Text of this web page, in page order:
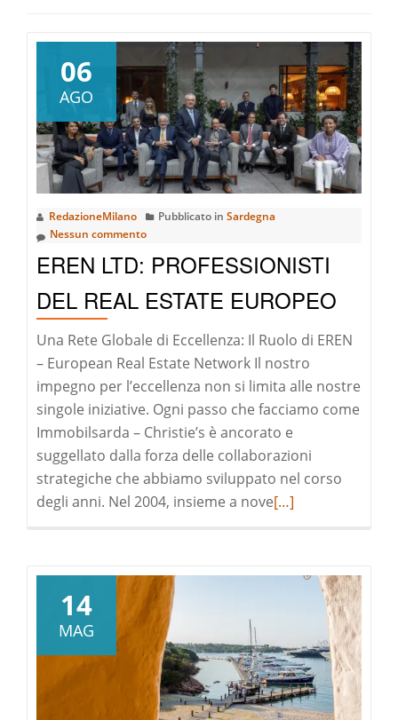
06
AGO
RedazioneMilano Pubblicato in Sardegna
Nessun commento
EREN LTD: PROFESSIONISTI
DEL REAL ESTATE EUROPEO
Una Rete Globale di Eccellenza: Il Ruolo di EREN
– European Real Estate Network Il nostro
impegno per l’eccellenza non si limita alle nostre
singole iniziative. Ogni passo che facciamo come
Immobilsarda – Christie’s è ancorato e
suggellato dalla forza delle collaborazioni
strategiche che abbiamo sviluppato nel corso
degli anni. Nel 2004, insieme a noveLeggi
riguardoEREN
PROFESSIONISTI
DEL
REAL
ESTATE
[…]
14
MAG